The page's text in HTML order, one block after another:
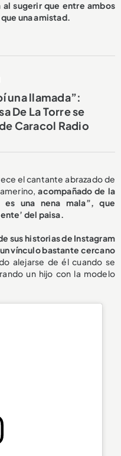
sugerir que entre ambos
una amistad.
una llamada”:
De La Torre se
Caracol Radio
el cantante abrazado de
acompañado de la
una nena mala”, que
del paisa.
sus historias de Instagram
vínculo bastante cercano
alejarse de él cuando se
un hijo con la modelo